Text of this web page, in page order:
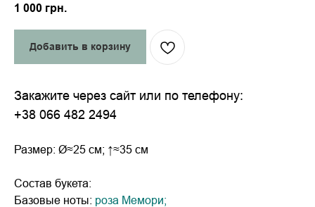
1 000 грн.
Добавить в корзину
Закажите через сайт или по телефону:
+38 066 482 2494
Размер: Ø≈25 см; ↑≈35 см
Состав букета:
Базовые ноты: роза Мемори;